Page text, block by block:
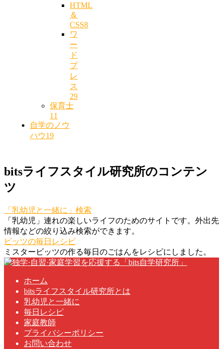
HTML
＆
CSS8
ワ
ー
ド
プ
レ
ス
29
保育士
11
自学のノウ
ハウ19
bitsライフスタイル研究所のコンテン
ツ
「乳幼児と一緒に」検索
「乳幼児」連れの楽しいライフのためのサイトです。外出先
情報などの絞り込み検索ができます。
ビッツの毎日レシピ
ミスタービッツの作る毎日のごはんをレシピにしました。
ホーム
bitsライフスタイル研究所とは
乳幼児と一緒に
毎日レシピ
家庭教師
プライバシーポリシー
お問い合わせ